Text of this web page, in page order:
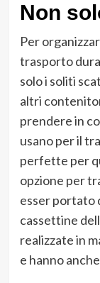
Non
Per
trasporto
solo i soliti
altri
prendere in
usano per il
perfette per
opzione per
esser portato
cassettine
realizzate in
e hanno